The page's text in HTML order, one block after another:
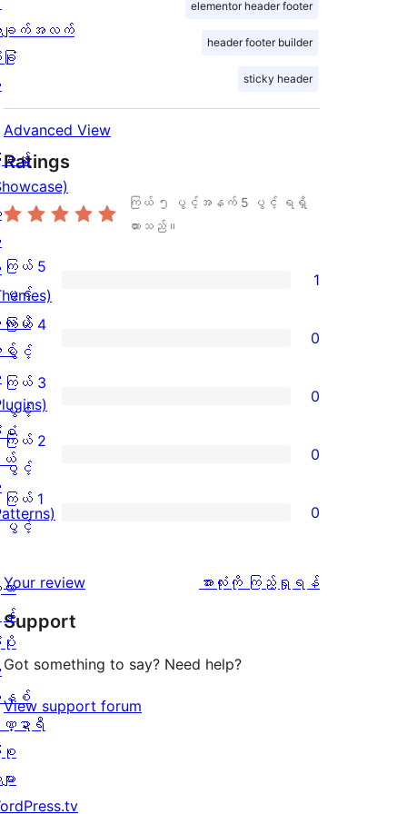
elementor header footer
header footer builder
sticky header
Advanced View
Ratings
ကြယ် ၅ ပွင့်အနက် 5 ပွင့် ရရှိ
ထားသည်။
ကြယ်
5
ပွင့်
အဆင့်
သုံးသပ်
ချက်
1
ကြယ် 5
ပွင့်
1
ကြယ်
4
ပွင့်
အဆင့်
သုံးသပ်
0
ကြယ် 4
ပွင့်
0
ကြယ်
3
ပွင့်
အဆင့်
သုံးသပ်
စောင်
ကြယ် 3
ပွင့်
0
ကြယ်
2
ပွင့်
သုံးသပ်
0
စောင်
ကြယ် 2
ပွင့်
0
ကြယ်
ပွင့်
အဆင့်
သုံးသပ်
ချက်
စောင်
ကြယ် 1
ပွင့်
0
Your review
သုံးသပ်
အားလုံးကို ကြည့်ရှုရန်
Support
Got something to say? Need help?
View support forum
ချက်အလက်
ြုံ
ခန်း
လပ်
င်
စံ
ယ်
ာ
န်
း
နစ်
ဏ္ဍာရီ
စု
ား